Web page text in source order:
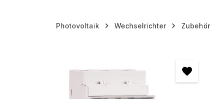
Photovoltaik Wechselrichter Zubehör